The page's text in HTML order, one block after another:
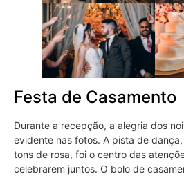
Festa de Casamento
Durante a recepção, a alegria dos
evidente nas fotos. A pista de
tons de rosa, foi o centro das
celebrarem juntos. O bolo de